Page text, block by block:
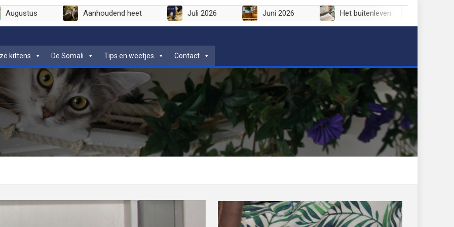
Augustus Aanhoudend heet Juli 2026 Juni 2026 Het buitenleven
kittens De Somali Tips en weetjes Contact